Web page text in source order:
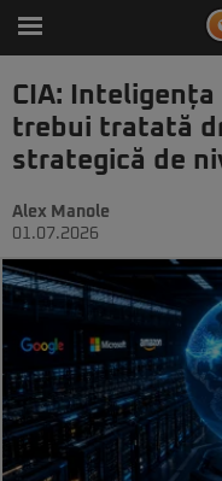
CIA:
trebui tratată
strategică de
Alex Manole
01.07.2026